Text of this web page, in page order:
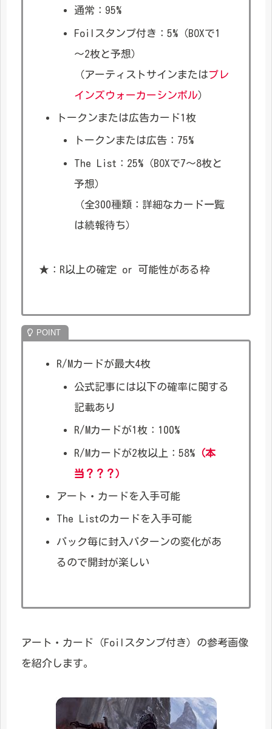
通常：95%
Foilスタンプ付き：5%（BOXで1
～2枚と予想）
（アーティストサインまたはプレ
インズウォーカーシンボル）
トークンまたは広告カード1枚
トークンまたは広告：75%
The List：25%（BOXで7～8枚と
予想）
（全300種類：詳細なカード一覧
は続報待ち）
★：R以上の確定 or 可能性がある枠
R/Mカードが最大4枚
公式記事には以下の確率に関する
記載あり
R/Mカードが1枚：100%
R/Mカードが2枚以上：58% （本
当？？？）
アート・カードを入手可能
The Listのカードを入手可能
パック毎に封入パターンの変化があ
るので開封が楽しい
アート・カード（Foilスタンプ付き）の参考画像
を紹介します。